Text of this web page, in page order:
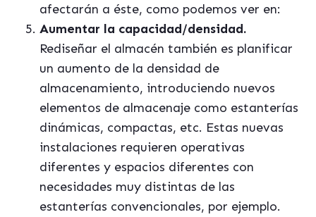
afectarán a éste, como podemos ver en:
Aumentar la capacidad/densidad.
Rediseñar el almacén también es planificar
un aumento de la densidad de
almacenamiento, introduciendo nuevos
elementos de almacenaje como estanterías
dinámicas, compactas, etc. Estas nuevas
instalaciones requieren operativas
diferentes y espacios diferentes con
necesidades muy distintas de las
estanterías convencionales, por ejemplo.